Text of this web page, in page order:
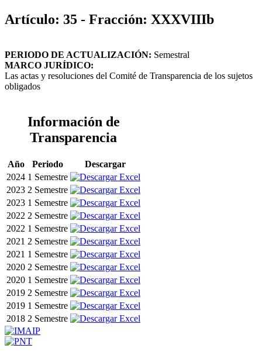
Artículo: 35 - Fracción: XXXVIIIb
PERIODO DE ACTUALIZACIÓN: Semestral
MARCO JURÍDICO:
Las actas y resoluciones del Comité de Transparencia de los sujetos
obligados
Información de
Transparencia
Año Periodo
Descargar
2024 1 Semestre
2023 2 Semestre
2023 1 Semestre
2022 2 Semestre
2022 1 Semestre
2021 2 Semestre
2021 1 Semestre
2020 2 Semestre
2020 1 Semestre
2019 2 Semestre
2019 1 Semestre
2018 2 Semestre